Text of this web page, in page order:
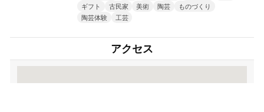
ギフト
古民家 美術 陶芸
ものづくり
陶芸体験
工芸
アクセス